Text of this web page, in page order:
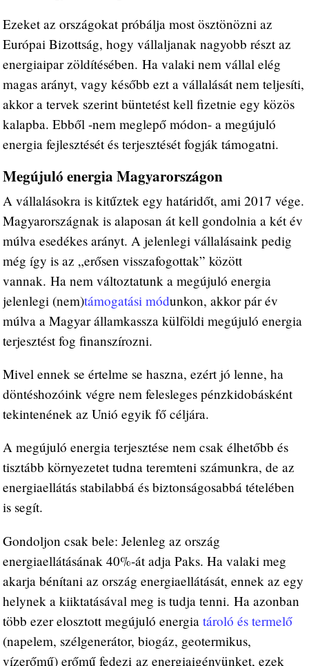
Ezeket az országokat próbálja most ösztönözni az
Európai Bizottság, hogy vállaljanak nagyobb részt az
energiaipar zöldítésében. Ha valaki nem vállal elég
magas arányt, vagy később ezt a vállalását nem teljesíti,
akkor a tervek szerint büntetést kell fizetnie egy közös
kalapba. Ebből -nem meglepő módon- a megújuló
energia fejlesztését és terjesztését fogják támogatni.
Megújuló energia Magyarországon
A vállalásokra is kitűztek egy határidőt, ami 2017 vége.
Magyarországnak is alaposan át kell gondolnia a két év
múlva esedékes arányt. A jelenlegi vállalásaink pedig
még így is az „erősen visszafogottak” között
vannak. Ha nem változtatunk a megújuló energia
jelenlegi (nem)támogatási módunkon, akkor pár év
múlva a Magyar államkassza külföldi megújuló energia
terjesztést fog finanszírozni.
Mivel ennek se értelme se haszna, ezért jó lenne, ha
döntéshozóink végre nem felesleges pénzkidobásként
tekintenének az Unió egyik fő céljára.
A megújuló energia terjesztése nem csak élhetőbb és
tisztább környezetet tudna teremteni számunkra, de az
energiaellátás stabilabbá és biztonságosabbá tételében
is segít.
Gondoljon csak bele: Jelenleg az ország
energiaellátásának 40%-át adja Paks. Ha valaki meg
akarja bénítani az ország energiaellátását, ennek az egy
helynek a kiiktatásával meg is tudja tenni. Ha azonban
több ezer elosztott megújuló energiatároló és termelő
(napelem, szélgenerátor, biogáz, geotermikus,
vízerőmű) erőmű fedezi az energiaigényünket, ezek